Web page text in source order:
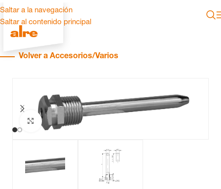
Saltar a la navegación
Saltar al contenido principal
Volver a Accesorios/Varios
Haga clic para ampliar